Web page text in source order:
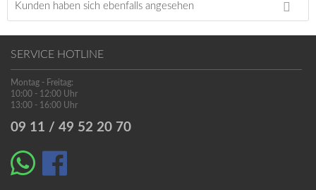
Kunden haben sich ebenfalls angesehen
SERVICE HOTLINE
Montag - Freitag:
10:00 - 12:00 Uhr
13:00 - 16:00 Uhr
09 11 / 49 52 20 70